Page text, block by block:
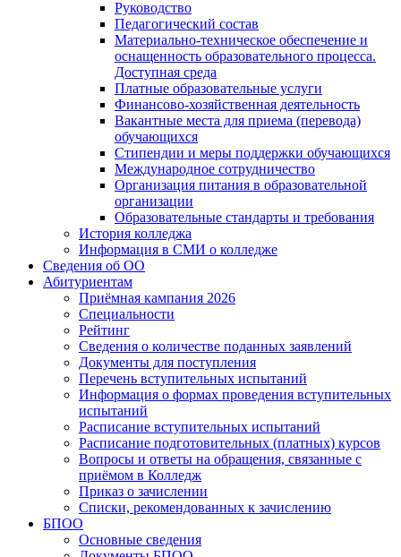
Руководство
Педагогический состав
Материально-техническое обеспечение и
оснащенность образовательного процесса.
Доступная среда
Платные образовательные услуги
Финансово-хозяйственная деятельность
Вакантные места для приема (перевода)
обучающихся
Стипендии и меры поддержки обучающихся
Международное сотрудничество
Организация питания в образовательной
организации
Образовательные стандарты и требования
История колледжа
Информация в СМИ о колледже
Сведения об ОО
Абитуриентам
Приёмная кампания 2026
Специальности
Рейтинг
Сведения о количестве поданных заявлений
Документы для поступления
Перечень вступительных испытаний
Информация о формах проведения вступительных
испытаний
Расписание вступительных испытаний
Расписание подготовительных (платных) курсов
Вопросы и ответы на обращения, связанные с
приёмом в Колледж
Приказ о зачислении
Списки, рекомендованных к зачислению
БПОО
Основные сведения